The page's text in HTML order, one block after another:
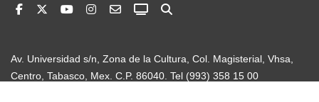
Av. Universidad s/n, Zona de la Cultura, Col. Magisterial, Vhsa,
Centro, Tabasco, Mex. C.P. 86040. Tel (993) 358 15 00